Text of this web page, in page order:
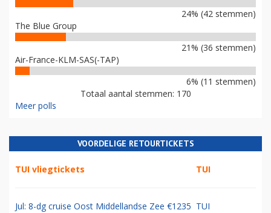
24% (42 stemmen)
The Blue Group
21% (36 stemmen)
Air-France-KLM-SAS(-TAP)
6% (11 stemmen)
Totaal aantal stemmen: 170
Meer polls
VOORDELIGE RETOURTICKETS
TUI vliegtickets TUI
Jul: 8-dg cruise Oost Middellandse Zee €1235 TUI